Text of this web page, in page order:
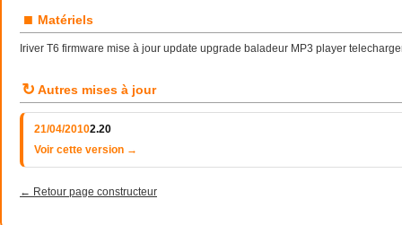
■ Matériels
Iriver T6 firmware mise à jour update upgrade baladeur MP3 player
↻ Autres mises à jour
21/04/20102.20
Voir cette version →
← Retour page constructeur